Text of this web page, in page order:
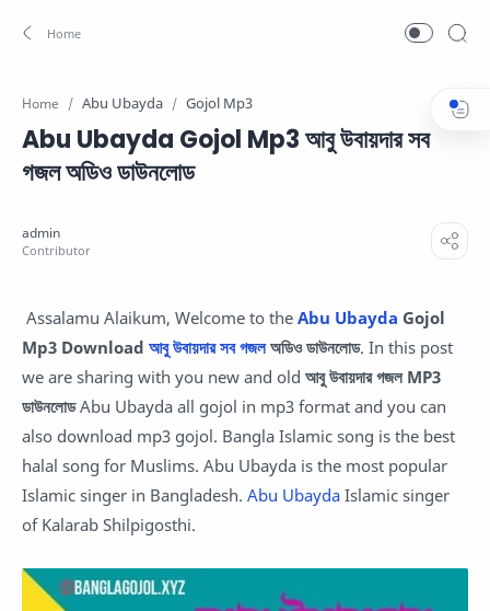
Home Abu Ubayda Gojol Mp3
Abu Ubayda Gojol Mp3 আবু উবায়দার সব
গজল অডিও ডাউনলোড
Assalamu Alaikum, Welcome to the Abu Ubayda Gojol
Mp3 Download আবু উবায়দার সব গজলঅডিও ডাউনলোড. In this post
we are sharing with you new and old আবু উবায়দার গজল MP3
ডাউনলোডAbu Ubayda all gojol in mp3 format and you can
also download mp3 gojol. Bangla Islamic song is the best
halal song for Muslims. Abu Ubayda is the most popular
Islamic singer in Bangladesh. Abu Ubayda Islamic singer
of Kalarab Shilpigosthi.